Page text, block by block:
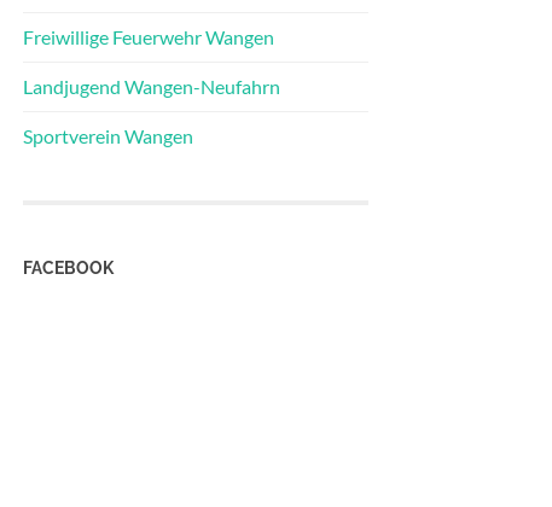
Freiwillige Feuerwehr Wangen
Landjugend Wangen-Neufahrn
Sportverein Wangen
FACEBOOK